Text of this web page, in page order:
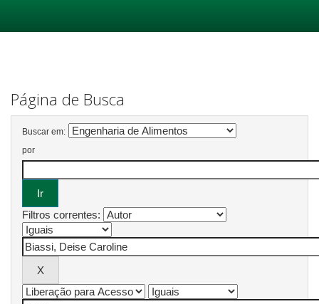
Página de Busca
Buscar em:
por
Filtros correntes: